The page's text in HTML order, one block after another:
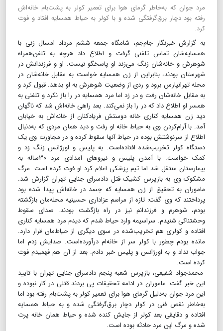
مرد جوان که به‌خاطر گرمای هوا برای تعمیر کولر به پشت‌بام خانه‌اش
رفته بود دچار برق‌گرفتگی شده و با کولر به حیاط همسایه افتاد و فوت
کرد.
به گزارش خبرنگار جام‌جم، شامگاه جمعه ششم مرداد امسال زنی با
همسایه‌شان تماس تلفنی گرفت و اطلاع داد هرچه به تلفن‌همراه
شوهرش و خانه‌شان زنگ می‌زند او پاسخگو نیست. او و فرزندانش در
شهرستان بودند، بنابراین از زن همسایه خواست به مقابل خانه‌شان در
محله تهرانپارس برود و ردی از وضعیت شوهرش به او بدهد. قبول کرد و
به مقابل خانه‌شان رفت و در زد اما مرد همسایه در را باز نکرد و تلفنی به
همسر او اطلاع داد که در را باز نمی‌کند. بعد راهی خانه‌اش شد که ناگهان
دید زن همسایه کناری خانه دوستش فریادکنان از خانه‌اش به خیابان
آمد. با آرام‌کردن وی به حیاط خانه او رفت و دید همان مردی که به‌دنبال
اطلاع از سرنوشتش بوده در حیاط آنها سقوط کرده و در مجاورت وی یک
دستگاه کولر تخریب‌شده افتاده‌است. به پلیس و اورژانس زنگ زد و
کمک خواست. با آمدن پلیس و نیروهای امدادی مرد ۳۰ساله به
بیمارستان منتقل شد اما تیم پزشکی اعلام کرد او فوت کرده است. مرگ
مشکوک وی به بازپرس کشیک قتل دادسرای جنایی تهران گزارش شد.
ماموران به تحقیق از زن همسایه که جسد در خانه‌اش پیدا شده بود
پرداختند که وی گفت: تازه از مراسم عزاداری حسینیه محله‌مان بازگشته
بودم، شوهرم و فرزندانم نیز در راه بازگشت بودند. صدای سقوط
وحشتناکی شنیدم. سراسیمه وارد حیاط شدم که دیدم مرد همسایه کناری
افتاده و کولری هم تخریب‌شده در سوی دیگری از حیاط‌مان قرار دارد.
مانده بودم چطور با کولر سر از خانه‌ام درآورده‌است. صدایش زدم اما
جواب نداد و به اورژانس و پلیس خبر دادم. بعد از آن هم فهمیدم فوت
کرده است.
محمدجواد شفیعی، بازپرس شعبه پنجم دادسرای جنایی تهران با تایید
این خبر گفت: ماموران در ادامه تحقیقات پی بردند قتلی در کار نبوده و
این مرد جوان به‌دلیل گرمای هوا برای تعمیر کولر به پشت‌بام رفته بود اما
به‌خاطر نقص فنی در کولر دچار برق‌گرفتگی شده و به حیاط همسایه
افتاده و دقایقی بعد کولر از جایش کنده شده و حیاط همان خانه پرت
شده و مرگ این مرد حادثه بوده است.